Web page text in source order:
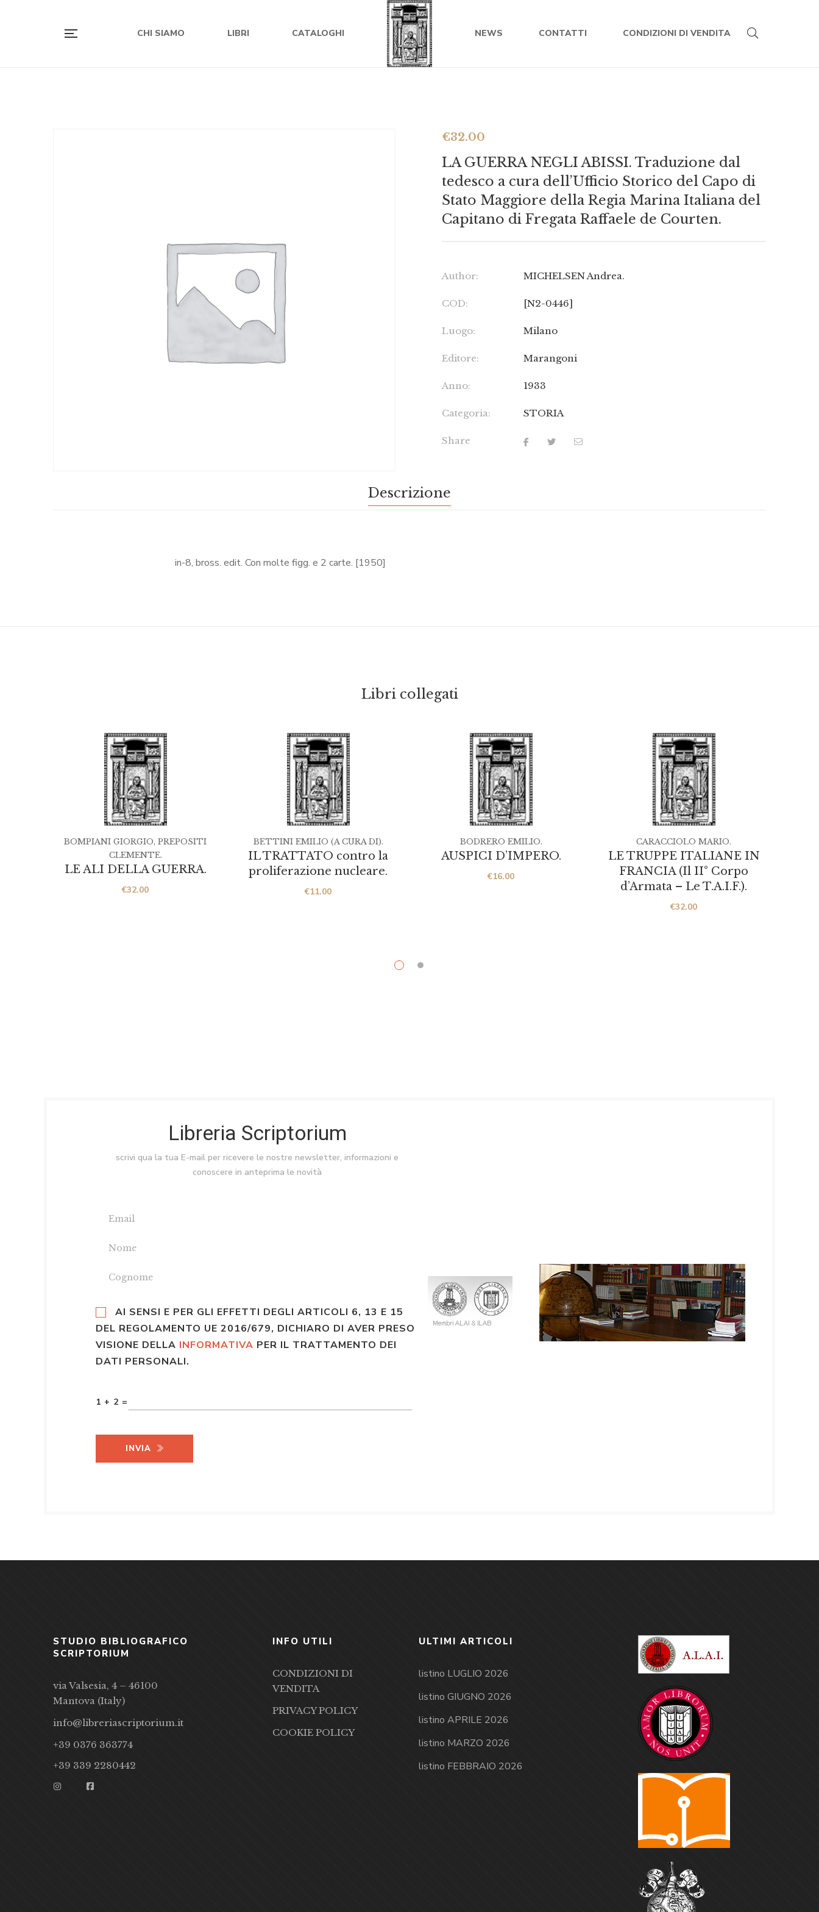
CHI SIAMO LIBRI CATALOGHI NEWS CONTATTI CONDIZIONI DI VENDITA
€32.00
LA GUERRA NEGLI ABISSI. Traduzione dal
tedesco a cura dell’Ufficio Storico del Capo di
Stato Maggiore della Regia Marina Italiana del
Capitano di Fregata Raffaele de Courten.
Author: MICHELSEN Andrea.
COD: [N2-0446]
Luogo: Milano
Editore: Marangoni
Anno: 1933
Categoria: STORIA
Share
Descrizione
in-8, bross. edit. Con molte figg. e 2 carte. [1950]
Libri collegati
LE ALI DELLA GUERRA.
€32.00
BOMPIANI GIORGIO, PREPOSITI
CLEMENTE.
IL TRATTATO contro la
proliferazione nucleare.
€11.00
BETTINI EMILIO (A CURA DI).
AUSPICI D’IMPERO.
€16.00
BODRERO EMILIO.
LE TRUPPE ITALIANE IN
FRANCIA (Il II° Corpo
d’Armata – Le T.A.I.F.).
€32.00
CARACCIOLO MARIO.
Libreria Scriptorium
scrivi qua la tua E-mail per ricevere le nostre newsletter, informazioni e
conoscere in anteprima le novità
AI SENSI E PER GLI EFFETTI DEGLI ARTICOLI 6, 13 E 15
DEL REGOLAMENTO UE 2016/679, DICHIARO DI AVER PRESO
VISIONE DELLA INFORMATIVA PER IL TRATTAMENTO DEI
DATI PERSONALI.
1 + 2 =
INVIA
STUDIO BIBLIOGRAFICO
SCRIPTORIUM
via Valsesia, 4 – 46100
Mantova (Italy)
info@libreriascriptorium.it
+39 0376 363774
+39 339 2280442
INFO UTILI
CONDIZIONI DI
VENDITA
PRIVACY POLICY
COOKIE POLICY
ULTIMI ARTICOLI
listino LUGLIO 2026
listino GIUGNO 2026
listino APRILE 2026
listino MARZO 2026
listino FEBBRAIO 2026